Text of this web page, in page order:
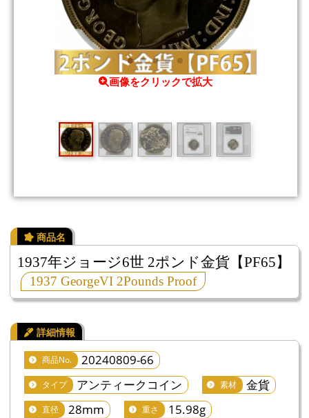
画像をクリックで拡大
1937年ジョージ6世 2ポンド金貨【PF65】
1937 GeorgeVI 2Pounds Proof
商品No. 20240809-66
タイプ アンティークコイン 素材 金貨
直径 28mm 重さ 15.98g